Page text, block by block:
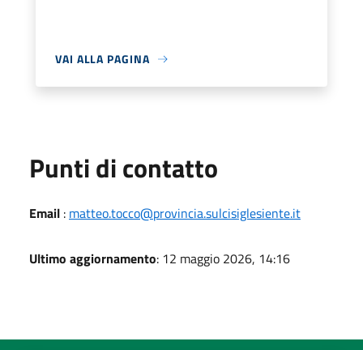
VAI ALLA PAGINA
Punti di contatto
Email : matteo.tocco@provincia.sulcisiglesiente.it
Ultimo aggiornamento: 12 maggio 2026, 14:16